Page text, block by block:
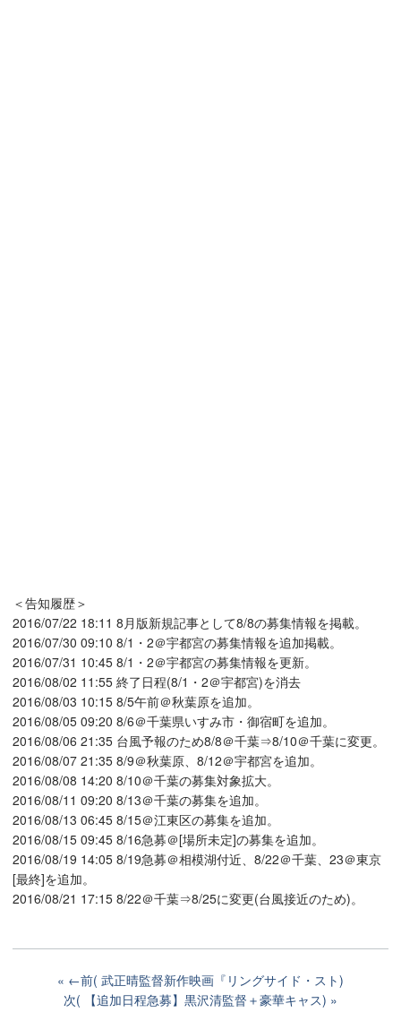
＜告知履歴＞
2016/07/22 18:11 8月版新規記事として8/8の募集情報を掲載。
2016/07/30 09:10 8/1・2＠宇都宮の募集情報を追加掲載。
2016/07/31 10:45 8/1・2＠宇都宮の募集情報を更新。
2016/08/02 11:55 終了日程(8/1・2＠宇都宮)を消去
2016/08/03 10:15 8/5午前＠秋葉原を追加。
2016/08/05 09:20 8/6＠千葉県いすみ市・御宿町を追加。
2016/08/06 21:35 台風予報のため8/8＠千葉⇒8/10＠千葉に変更。
2016/08/07 21:35 8/9＠秋葉原、8/12＠宇都宮を追加。
2016/08/08 14:20 8/10＠千葉の募集対象拡大。
2016/08/11 09:20 8/13＠千葉の募集を追加。
2016/08/13 06:45 8/15＠江東区の募集を追加。
2016/08/15 09:45 8/16急募＠[場所未定]の募集を追加。
2016/08/19 14:05 8/19急募＠相模湖付近、8/22＠千葉、23＠東京
[最終]を追加。
2016/08/21 17:15 8/22＠千葉⇒8/25に変更(台風接近のため)。
←前( 武正晴監督新作映画『リングサイド・スト)
次( 【追加日程急募】黒沢清監督＋豪華キャス)